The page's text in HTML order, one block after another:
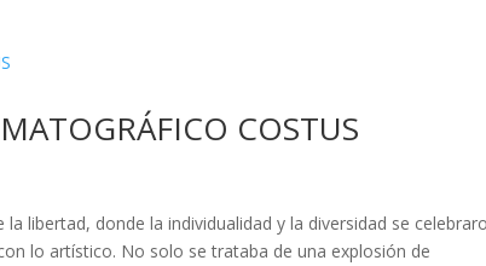
COSTUS
libertad, donde la individualidad y la diversidad se
lo artístico. No solo se trataba de una explosión de